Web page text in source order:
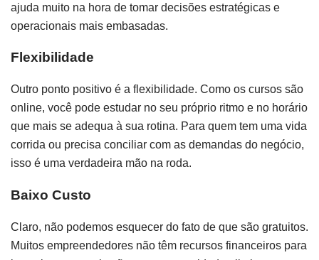
ajuda muito na hora de tomar decisões estratégicas e
operacionais mais embasadas.
Flexibilidade
Outro ponto positivo é a flexibilidade. Como os cursos são
online, você pode estudar no seu próprio ritmo e no horário
que mais se adequa à sua rotina. Para quem tem uma vida
corrida ou precisa conciliar com as demandas do negócio,
isso é uma verdadeira mão na roda.
Baixo Custo
Claro, não podemos esquecer do fato de que são gratuitos.
Muitos empreendedores não têm recursos financeiros para